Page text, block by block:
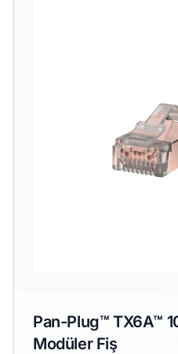
Pan-Plug™ TX6A™
Modüler Fiş